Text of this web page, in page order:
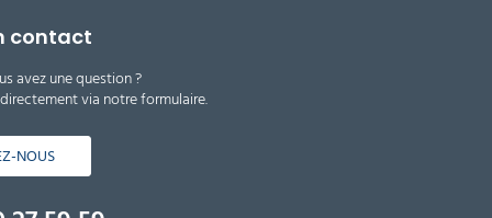
contact
avez une question ?
via notre formulaire.
NOUS